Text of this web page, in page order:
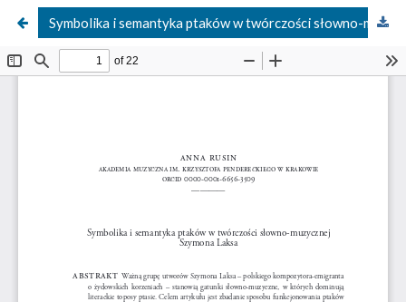
Symbolika i semantyka ptaków w twórczości słowno-muzycznej Szymona Laksa